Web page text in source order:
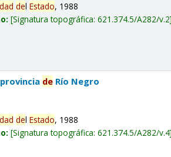
delEstado, 1988
Signatura topográfica:621.374.5/A282/v.2
de Río Negro
delEstado, 1988
Signatura topográfica:621.374.5/A282/v.4